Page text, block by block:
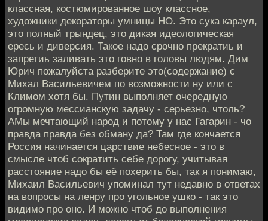
классная, костюмированное шоу классное,
художники декораторы умницы НО. Это сука караул,
это полный трындец, это дикая идеологическая
ересь и диверсия. Такое надо срочно прекратиь и
запретиь заливать это говно в головы людям. Дим
Юрич пожалуйста разберите это(содержание) с
Михал Васильевичем по возможности ну или с
Климом хотя бы. Путин выполняет очередную
огромную мессианскую задачу - серьезно, чтоль?
АМы мечтающий народ и потому у нас Гагарин - чо
правда правда без обману да? Там где кончается
Россия начинается царствие небесное - это в
смысле чтоб сократить себе дорогу, учитывая
расстояние надо бы её похерить бы, так я понимаю,
Михаил Васильевич упоминал тут недавно в ответах
на вопросы на ленру про угольное ушко - так это
видимо про оно. И можно чтоб до выполнения